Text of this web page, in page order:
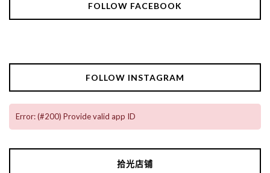
FOLLOW FACEBOOK
FOLLOW INSTAGRAM
Error: (#200) Provide valid app ID
拾光店铺